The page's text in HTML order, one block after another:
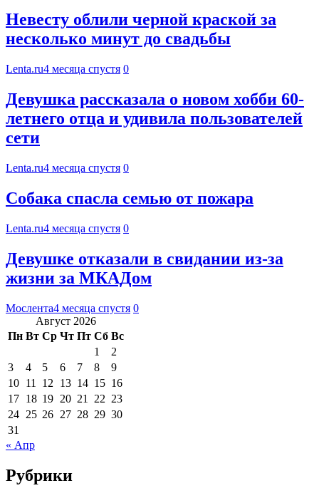
Невесту облили черной краской за
несколько минут до свадьбы
Lenta.ru4 месяца спустя 0
Девушка рассказала о новом хобби 60-
летнего отца и удивила пользователей
сети
Lenta.ru4 месяца спустя 0
Собака спасла семью от пожара
Lenta.ru4 месяца спустя 0
Девушке отказали в свидании из-за
жизни за МКАДом
Мослента4 месяца спустя 0
Август 2026
Пн Вт Ср Чт Пт Сб Вс
1
2
3
4 5 6 7 8
9
10 11 12 13 14 15 16
17 18 19 20 21 22 23
24 25 26 27 28 29 30
31
« Апр
Рубрики